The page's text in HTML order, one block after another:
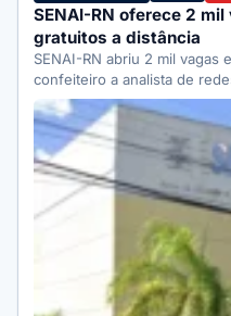
SENAI-RN oferece 2
gratuitos a distância
SENAI-RN abriu 2 mil vagas
confeiteiro a analista de